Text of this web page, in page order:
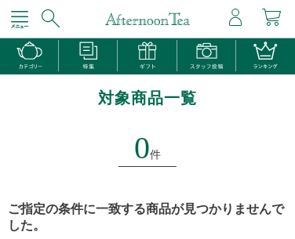
対象商品一覧
0件
ご指定の条件に一致する商品が見つかりませんで
した。